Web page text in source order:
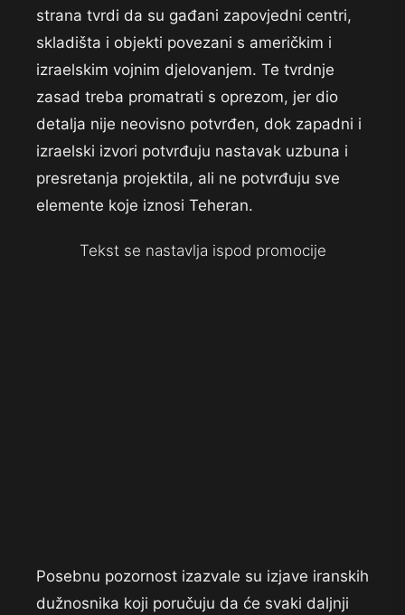
strana tvrdi da su gađani zapovjedni centri,
skladišta i objekti povezani s američkim i
izraelskim vojnim djelovanjem. Te tvrdnje
zasad treba promatrati s oprezom, jer dio
detalja nije neovisno potvrđen, dok zapadni i
izraelski izvori potvrđuju nastavak uzbuna i
presretanja projektila, ali ne potvrđuju sve
elemente koje iznosi Teheran.
Tekst se nastavlja ispod promocije
Posebnu pozornost izazvale su izjave iranskih
dužnosnika koji poručuju da će svaki daljnji